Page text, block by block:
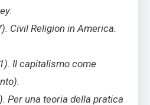
Civil Religion in America.
Il capitalismo come
Per una teoria della pratica